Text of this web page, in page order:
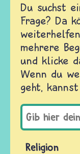
Du suchst
Frage? Da
mehrere
und klicke
Wenn du
geht,
Religion